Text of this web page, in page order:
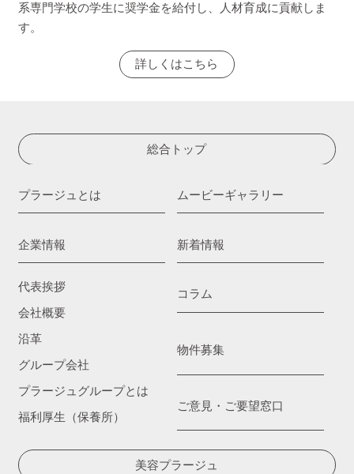
系専門学校の学生に奨学金を給付し、人材育成に貢献しま
す。
詳しくはこちら
総合トップ
プラージュとは
企業情報
代表挨拶
会社概要
沿革
グループ会社
プラージュグループとは
福利厚生（保養所）
ムービーギャラリー
新着情報
コラム
物件募集
ご意見・ご要望窓口
美容プラージュ